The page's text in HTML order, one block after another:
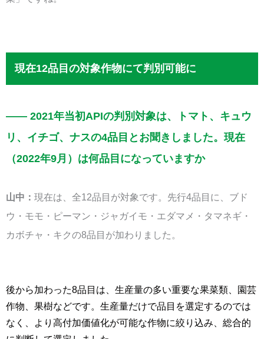
現在12品目の対象作物にて判別可能に
—— 2021年当初APIの判別対象は、トマト、キュウ
リ、イチゴ、ナスの4品目とお聞きしました。現在
（2022年9月）は何品目になっていますか
山中： 現在は、全12品目が対象です。先行4品目に、ブド
ウ・モモ・ピーマン・ジャガイモ・エダマメ・タマネギ・
カボチャ・キクの8品目が加わりました。
後から加わった8品目は、生産量の多い重要な果菜類、園芸
作物、果樹などです。生産量だけで品目を選定するのでは
なく、より高付加価値化が可能な作物に絞り込み、総合的